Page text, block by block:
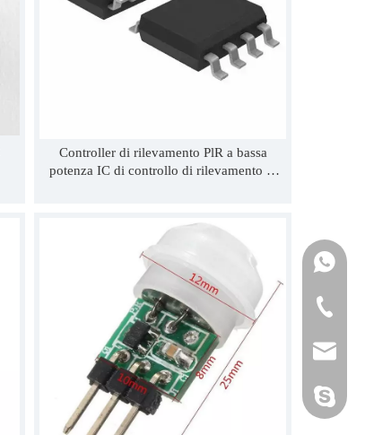
Controller di rilevamento PlR a bassa
potenza IC di controllo di rilevamento di
Sig.ra
Sig.ra
+86-